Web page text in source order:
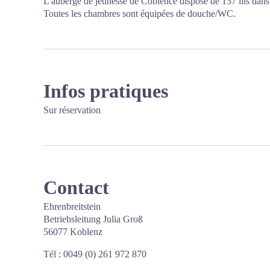
Toutes les chambres sont équipées de douche/WC.
Infos pratiques
Sur réservation
Contact
Ehrenbreitstein
Betriebsleitung Julia Groß
56077 Koblenz
Tél : 0049 (0) 261 972 870